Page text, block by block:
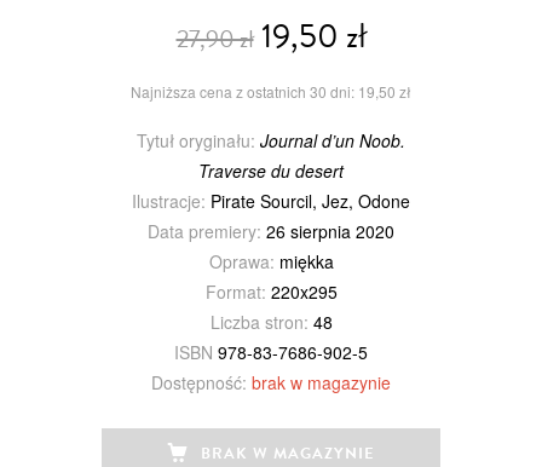
27,90 zł19,50 zł
Najniższa cena z ostatnich 30 dni: 19,50 zł
Tytuł oryginału: Journal d’un Noob.
Traverse du desert
Ilustracje: Pirate Sourcil, Jez, Odone
Data premiery: 26 sierpnia 2020
Oprawa: miękka
Format: 220x295
Liczba stron: 48
ISBN 978-83-7686-902-5
Dostępność: brak w magazynie
BRAK W MAGAZYNIE